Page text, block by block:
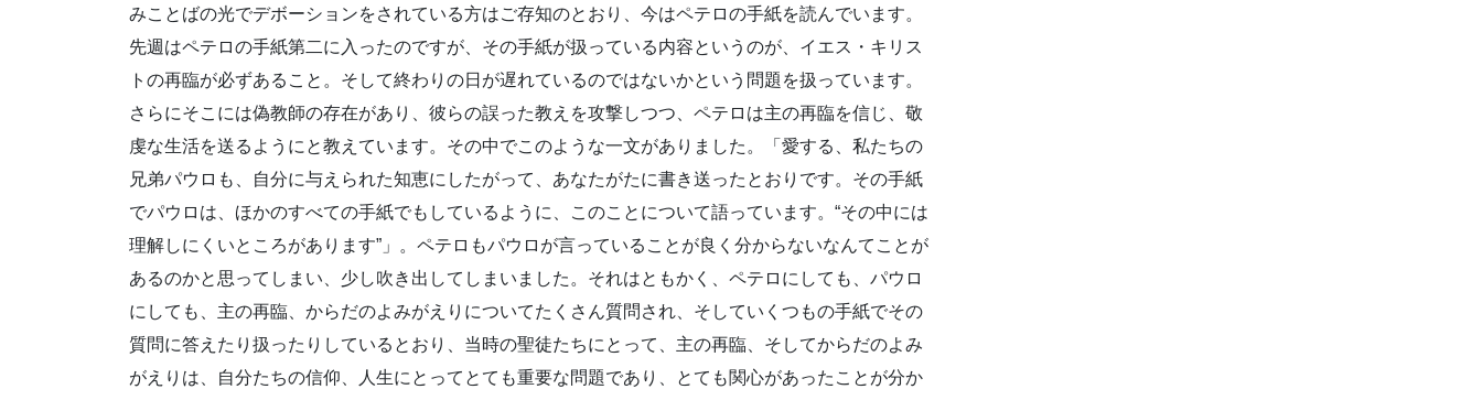
みことばの光でデボーションをされている方はご存知のとおり、今はペテロの手紙を読んでいます。
先週はペテロの手紙第二に入ったのですが、その手紙が扱っている内容というのが、イエス・キリス
トの再臨が必ずあること。そして終わりの日が遅れているのではないかという問題を扱っています。
さらにそこには偽教師の存在があり、彼らの誤った教えを攻撃しつつ、ペテロは主の再臨を信じ、敬
虔な生活を送るようにと教えています。その中でこのような一文がありました。「愛する、私たちの
兄弟パウロも、自分に与えられた知恵にしたがって、あなたがたに書き送ったとおりです。その手紙
でパウロは、ほかのすべての手紙でもしているように、このことについて語っています。“その中には
理解しにくいところがあります”」。ペテロもパウロが言っていることが良く分からないなんてことが
あるのかと思ってしまい、少し吹き出してしまいました。それはともかく、ペテロにしても、パウロ
にしても、主の再臨、からだのよみがえりについてたくさん質問され、そしていくつもの手紙でその
質問に答えたり扱ったりしているとおり、当時の聖徒たちにとって、主の再臨、そしてからだのよみ
がえりは、自分たちの信仰、人生にとってとても重要な問題であり、とても関心があったことが分か